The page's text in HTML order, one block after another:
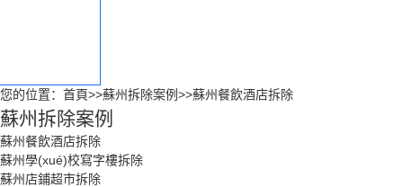
您的位置： 首頁>>蘇州拆除案例>>蘇州餐飲酒店拆除
蘇州拆除案例
蘇州餐飲酒店拆除
蘇州學(xué)校寫字樓拆除
蘇州店鋪超市拆除